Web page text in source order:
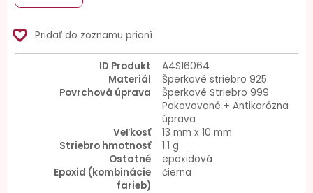
favorite_border Pridať do zoznamu prianí
ID Produkt
A4S16064
Materiál
Šperkové striebro 925
Povrchová úprava
Šperkové Striebro 999
Pokovované + Antikorózna
úprava
Veľkosť
13 mm x 10 mm
Striebro hmotnosť
1.1 g
Ostatné
epoxidová
Epoxid (kombinácie
farieb)
čierna